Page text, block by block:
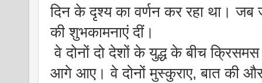
दिन के दृश्य का वर्णन कर रहा था।
की शुभकामनाएं दीं।
वे दोनों दो देशों के युद्ध के बीच
आगे आए। वे दोनों मुस्कुराए, बात की और